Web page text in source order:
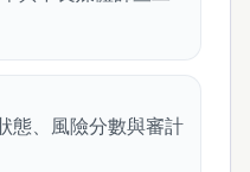
態、風險分數與審計